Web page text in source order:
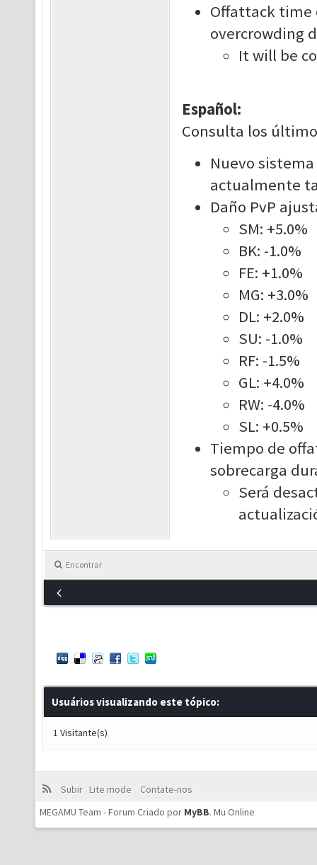
Offattack time
overcrowding
It will be
Español:
Consulta los
Nuevo
actualmente
Daño PvP
SM: +5.0%
BK: -1.0%
FE: +1.0%
MG: +3.0%
DL: +2.0%
SU: -1.0%
RF: -1.5%
GL: +4.0%
RW: -4.0%
SL: +0.5%
Tiempo de
sobrecarga
Será
Encontrar
Usuários visualizando este tópico:
1 Visitante(s)
Subir Lite mode
Contate-nos
MEGAMU Team - Forum Criado por MyBB. Mu Online